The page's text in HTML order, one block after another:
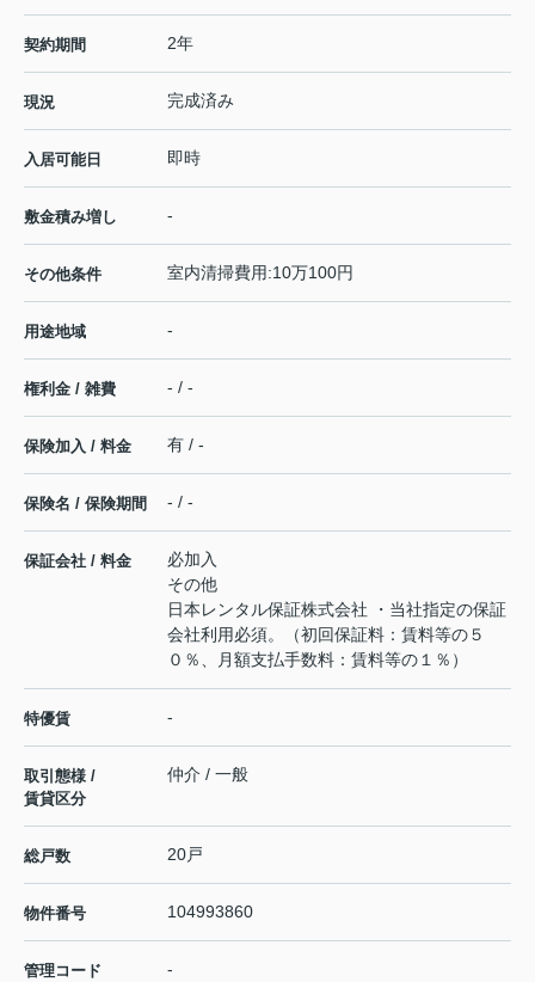
契約期間 2年
現況 完成済み
入居可能日 即時
敷金積み増し -
その他条件 室内清掃費用:10万100円
用途地域 -
権利金 / 雑費 - / -
保険加入 / 料金 有 / -
保険名 / 保険期間 - / -
保証会社 / 料金
必加入
その他
日本レンタル保証株式会社 ・当社指定の保証
会社利用必須。（初回保証料：賃料等の５
０％、月額支払手数料：賃料等の１％）
特優賃 -
取引態様 /
賃貸区分
仲介 / 一般
総戸数 20戸
物件番号 104993860
管理コード -